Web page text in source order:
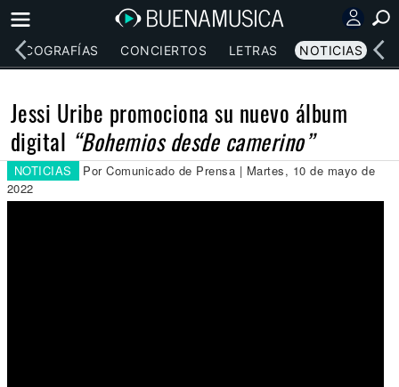
DISCOGRAFÍAS CONCIERTOS LETRAS NOTICIAS
Jessi Uribe promociona su nuevo álbum
digital “Bohemios desde camerino”
NOTICIAS
Por Comunicado de Prensa | Martes, 10 de mayo de
2022